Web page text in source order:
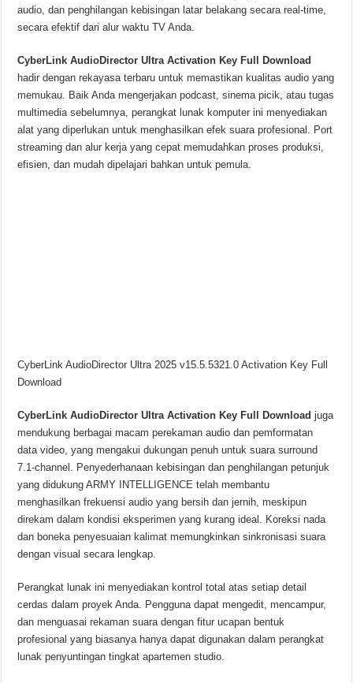
audio, dan penghilangan kebisingan latar belakang secara real-time,
secara efektif dari alur waktu TV Anda.
CyberLink AudioDirector Ultra Activation Key Full Download
hadir dengan rekayasa terbaru untuk memastikan kualitas audio yang
memukau. Baik Anda mengerjakan podcast, sinema picik, atau tugas
multimedia sebelumnya, perangkat lunak komputer ini menyediakan
alat yang diperlukan untuk menghasilkan efek suara profesional. Port
streaming dan alur kerja yang cepat memudahkan proses produksi,
efisien, dan mudah dipelajari bahkan untuk pemula.
CyberLink AudioDirector Ultra 2025 v15.5.5321.0 Activation Key Full
Download
CyberLink AudioDirector Ultra Activation Key Full Download juga
mendukung berbagai macam perekaman audio dan pemformatan
data video, yang mengakui dukungan penuh untuk suara surround
7.1-channel. Penyederhanaan kebisingan dan penghilangan petunjuk
yang didukung ARMY INTELLIGENCE telah membantu
menghasilkan frekuensi audio yang bersih dan jernih, meskipun
direkam dalam kondisi eksperimen yang kurang ideal. Koreksi nada
dan boneka penyesuaian kalimat memungkinkan sinkronisasi suara
dengan visual secara lengkap.
Perangkat lunak ini menyediakan kontrol total atas setiap detail
cerdas dalam proyek Anda. Pengguna dapat mengedit, mencampur,
dan menguasai rekaman suara dengan fitur ucapan bentuk
profesional yang biasanya hanya dapat digunakan dalam perangkat
lunak penyuntingan tingkat apartemen studio.